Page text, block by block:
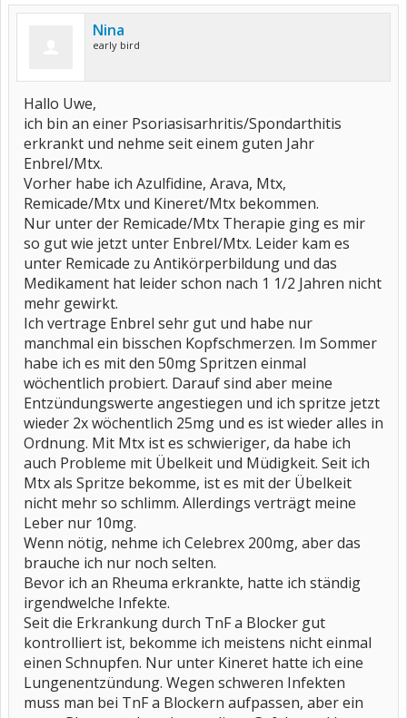
Nina
early bird
Hallo Uwe,
ich bin an einer Psoriasisarhritis/Spondarthitis
erkrankt und nehme seit einem guten Jahr
Enbrel/Mtx.
Vorher habe ich Azulfidine, Arava, Mtx,
Remicade/Mtx und Kineret/Mtx bekommen.
Nur unter der Remicade/Mtx Therapie ging es mir
so gut wie jetzt unter Enbrel/Mtx. Leider kam es
unter Remicade zu Antikörperbildung und das
Medikament hat leider schon nach 1 1/2 Jahren nicht
mehr gewirkt.
Ich vertrage Enbrel sehr gut und habe nur
manchmal ein bisschen Kopfschmerzen. Im Sommer
habe ich es mit den 50mg Spritzen einmal
wöchentlich probiert. Darauf sind aber meine
Entzündungswerte angestiegen und ich spritze jetzt
wieder 2x wöchentlich 25mg und es ist wieder alles in
Ordnung. Mit Mtx ist es schwieriger, da habe ich
auch Probleme mit Übelkeit und Müdigkeit. Seit ich
Mtx als Spritze bekomme, ist es mit der Übelkeit
nicht mehr so schlimm. Allerdings verträgt meine
Leber nur 10mg.
Wenn nötig, nehme ich Celebrex 200mg, aber das
brauche ich nur noch selten.
Bevor ich an Rheuma erkrankte, hatte ich ständig
irgendwelche Infekte.
Seit die Erkrankung durch TnF a Blocker gut
kontrolliert ist, bekomme ich meistens nicht einmal
einen Schnupfen. Nur unter Kineret hatte ich eine
Lungenentzündung. Wegen schweren Infekten
muss man bei TnF a Blockern aufpassen, aber ein